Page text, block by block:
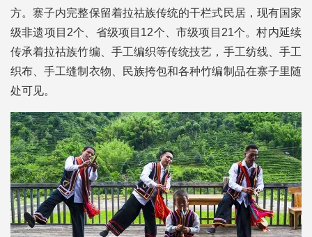
方。寨子内完整保留着拉祜族传统的干栏式民居，现有国家
级非遗项目2个、省级项目12个、市级项目21个。村内延续
传承着拉祜族竹编、手工编织等传统技艺，手工纺线、手工
织布、手工缝制衣物、民族挎包和各种竹编制品在寨子里随
处可见。